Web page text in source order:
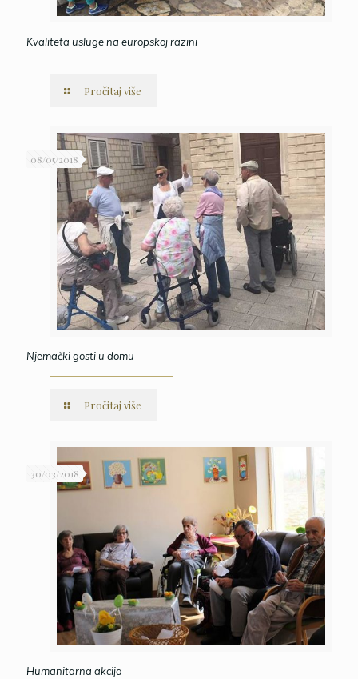
Kvaliteta usluge na europskoj razini
Pročitaj više
08/05/2018
Njemački gosti u domu
Pročitaj više
30/03/2018
Humanitarna akcija